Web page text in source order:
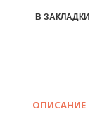
В ЗАКЛАДКИ
ОПИСАНИЕ